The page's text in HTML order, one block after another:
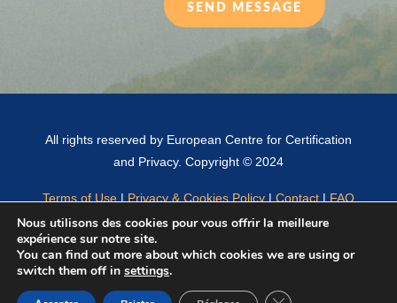
SEND MESSAGE
All rights reserved by European Centre for Certification
and Privacy. Copyright © 2024
Terms of Use| Privacy & Cookies Policy| Contact| FAQ
Nous utilisons des cookies pour vous offrir la meilleure
expérience sur notre site.
You can find out more about which cookies we are using or
switch them off in settings.
English(Anglais) Français Español (Espagnol